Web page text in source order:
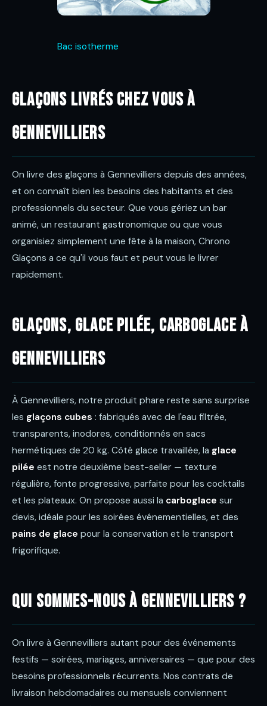
Bac isotherme
Glaçons livrés chez vous à
Gennevilliers
On livre des glaçons à Gennevilliers depuis des années,
et on connaît bien les besoins des habitants et des
professionnels du secteur. Que vous gériez un bar
animé, un restaurant gastronomique ou que vous
organisiez simplement une fête à la maison, Chrono
Glaçons a ce qu'il vous faut et peut vous le livrer
rapidement.
Glaçons, glace pilée, carboglace à
Gennevilliers
À Gennevilliers, notre produit phare reste sans surprise
les glaçons cubes : fabriqués avec de l'eau filtrée,
transparents, inodores, conditionnés en sacs
hermétiques de 20 kg. Côté glace travaillée, la glace
pilée est notre deuxième best-seller — texture
régulière, fonte progressive, parfaite pour les cocktails
et les plateaux. On propose aussi la carboglace sur
devis, idéale pour les soirées événementielles, et des
pains de glace pour la conservation et le transport
frigorifique.
Qui sommes-nous à Gennevilliers ?
On livre à Gennevilliers autant pour des événements
festifs — soirées, mariages, anniversaires — que pour des
besoins professionnels récurrents. Nos contrats de
livraison hebdomadaires ou mensuels conviennent